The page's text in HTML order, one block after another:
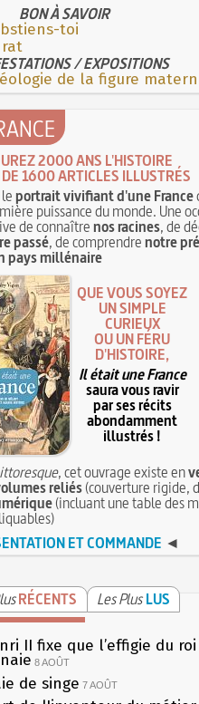
BON À SAVOIR
toi
/ EXPOSITIONS
de la figure
2000 ANS L'HISTOIRE
1600 ARTICLES ILLUSTRÉS
leportrait vivifiant d'une France
puissance du monde. Une
de connaîtrenos racines, de
passé, de comprendrenotre
pays millénaire
QUE VOUS SOYEZ
UN SIMPLE
CURIEUX
OU UN FÉRU
D'HISTOIRE,
Il était une France
saura vous ravir
par ses récits
abondamment
illustrés !
, cet ouvrage existe en
reliés(couverture rigide,
(incluant une table des
ET COMMANDE ◄
RÉCENTS Les Plus LUS
II fixe que l’effigie du
8 AOÛT
de singe 7 AOÛT